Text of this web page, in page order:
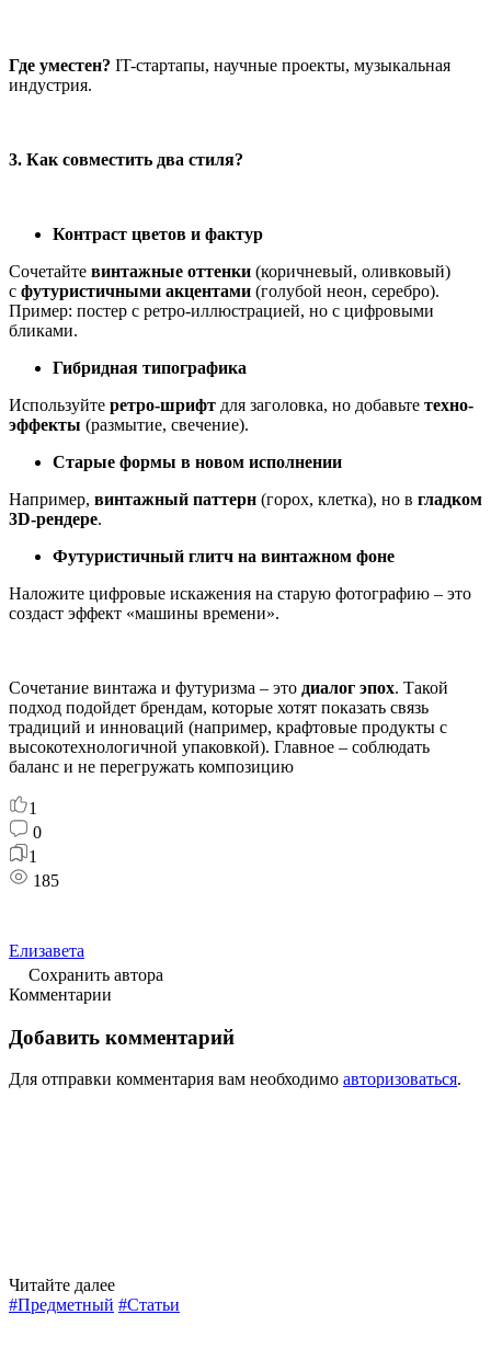
Где уместен? IT-стартапы, научные проекты, музыкальная
индустрия.
3. Как совместить два стиля?
Контраст цветов и фактур
Сочетайте винтажные оттенки (коричневый, оливковый)
с футуристичными акцентами (голубой неон, серебро).
Пример: постер с ретро-иллюстрацией, но с цифровыми
бликами.
Гибридная типографика
Используйте ретро-шрифт для заголовка, но добавьте техно-
эффекты (размытие, свечение).
Старые формы в новом исполнении
Например, винтажный паттерн (горох, клетка), но в гладком
3D-рендере.
Футуристичный глитч на винтажном фоне
Наложите цифровые искажения на старую фотографию – это
создаст эффект «машины времени».
Сочетание винтажа и футуризма – это диалог эпох. Такой
подход подойдет брендам, которые хотят показать связь
традиций и инноваций (например, крафтовые продукты с
высокотехнологичной упаковкой). Главное – соблюдать
баланс и не перегружать композицию
1
0
1
185
Елизавета
Сохранить автора
Комментарии
Добавить комментарий
Для отправки комментария вам необходимо авторизоваться.
Читайте далее
#Предметный #Статьи